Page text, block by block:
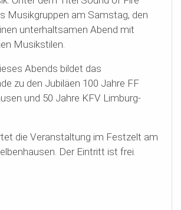
Musikgruppen am Samstag, den
unterhaltsamen Abend mit
Musikstilen.
Abends bildet das
zu den Jubiläen 100 Jahre FF
und 50 Jahre KFV Limburg-
die Veranstaltung im Festzelt am
Der Eintritt ist frei.